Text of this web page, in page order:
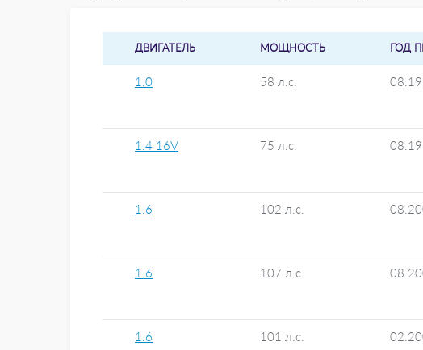
ДВИГАТЕЛЬ МОЩНОСТЬ ГОД
1.0 58 л.с.
1.4 16V 75 л.с.
1.6 102 л.с.
1.6 107 л.с.
1.6 101 л.с.